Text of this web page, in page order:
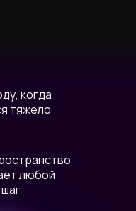
когда
тяжело
любой